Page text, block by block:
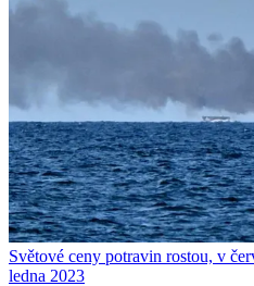
Světové ceny potravin rostou, v
ledna 2023